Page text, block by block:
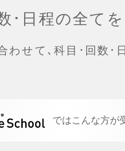
･日程の全てを
わせて､科目･回数･
ではこんな方が